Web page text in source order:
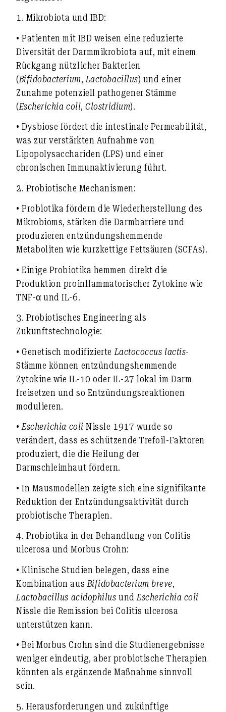
1. Mikrobiota und IBD:
• Patienten mit IBD weisen eine reduzierte
Diversität der Darmmikrobiota auf, mit einem
Rückgang nützlicher Bakterien
(Bifidobacterium, Lactobacillus) und einer
Zunahme potenziell pathogener Stämme
(Escherichia coli,Clostridium).
• Dysbiose fördert die intestinale Permeabilität,
was zur verstärkten Aufnahme von
Lipopolysacchariden (LPS) und einer
chronischen Immunaktivierung führt.
2. Probiotische Mechanismen:
• Probiotika fördern die Wiederherstellung des
Mikrobioms, stärken die Darmbarriere und
produzieren entzündungshemmende
Metaboliten wie kurzkettige Fettsäuren (SCFAs).
• Einige Probiotika hemmen direkt die
Produktion proinflammatorischer Zytokine wie
TNF-α und IL-6.
3. Probiotisches Engineering als
Zukunftstechnologie:
• Genetisch modifizierte Lactococcus lactis-
Stämme können entzündungshemmende
Zytokine wie IL-10 oder IL-27 lokal im Darm
freisetzen und so Entzündungsreaktionen
modulieren.
•Escherichia coli Nissle 1917 wurde so
verändert, dass es schützende Trefoil-Faktoren
produziert, die die Heilung der
Darmschleimhaut fördern.
• In Mausmodellen zeigte sich eine signifikante
Reduktion der Entzündungsaktivität durch
probiotische Therapien.
4. Probiotika in der Behandlung von Colitis
ulcerosa und Morbus Crohn:
• Klinische Studien belegen, dass eine
Kombination aus Bifidobacterium breve,
Lactobacillus acidophilus und Escherichia coli
Nissle die Remission bei Colitis ulcerosa
unterstützen kann.
• Bei Morbus Crohn sind die Studienergebnisse
weniger eindeutig, aber probiotische Therapien
könnten als ergänzende Maßnahme sinnvoll
sein.
5. Herausforderungen und zukünftige